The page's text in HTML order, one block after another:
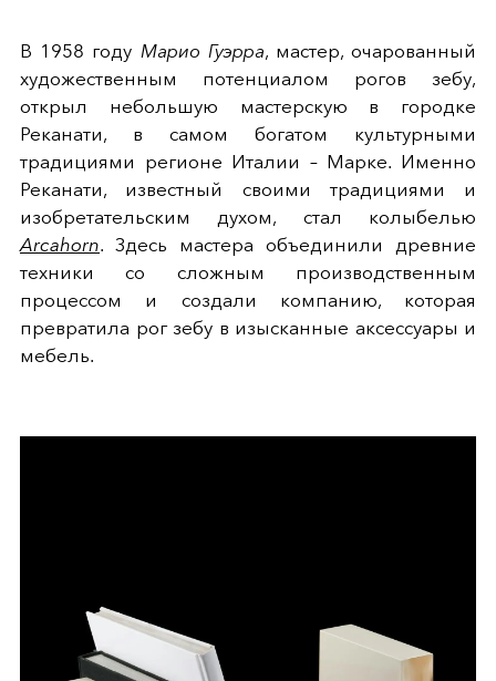
В 1958 году Марио Гуэрра, мастер, очарованный
художественным потенциалом рогов зебу,
открыл небольшую мастерскую в городке
Реканати, в самом богатом культурными
традициями регионе Италии – Марке. Именно
Реканати, известный своими традициями и
изобретательским духом, стал колыбелью
Arcahorn. Здесь мастера объединили древние
техники со сложным производственным
процессом и создали компанию, которая
превратила рог зебу в изысканные аксессуары и
мебель.